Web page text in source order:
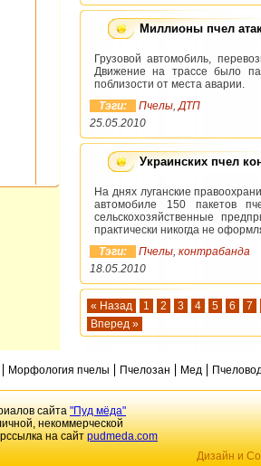
Миллионы пчел
Грузовой автомобиль,
Движение на трассе было
поблизости от места аварии.
Тэги:
Пчелы,ДТП
25.05.2010
Украинских пчел
На днях луганские
автомобиле 150 пакетов
сельскохозяйственные
практически никогда не
Тэги:
Пчелы, контрабанда
18.05.2010
« Назад 1 2 3 4 5 6
7
Вперед »
Морфология пчелы Пчелозан Мед
сайта"Пуд мёда"
некоммерческой
на сайтpudmeda.com
Дизайн и